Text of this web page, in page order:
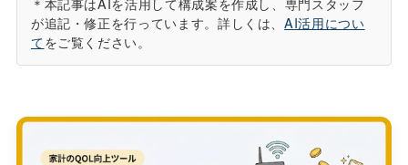
が追記・修正を行っています。詳しくは、AI活用につい
てをご覧ください。